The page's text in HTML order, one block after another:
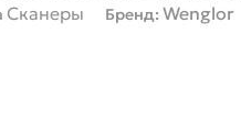
Сканеры Бренд: Wenglor